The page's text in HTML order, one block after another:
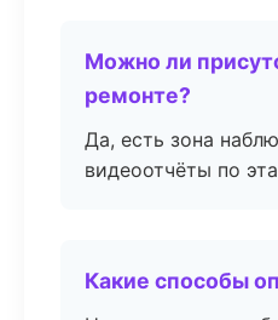
Можно ли
ремонте?
Да, есть зона
видеоотчёты по
Какие способы